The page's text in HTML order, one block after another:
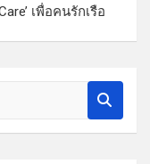
เพื่อคนรักเรือ